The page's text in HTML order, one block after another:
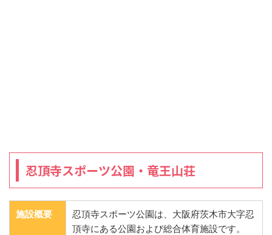
忍頂寺スポーツ公園・竜王山荘
施設概要
忍頂寺スポーツ公園は、大阪府茨木市大字忍
頂寺にある公園および総合体育施設です。